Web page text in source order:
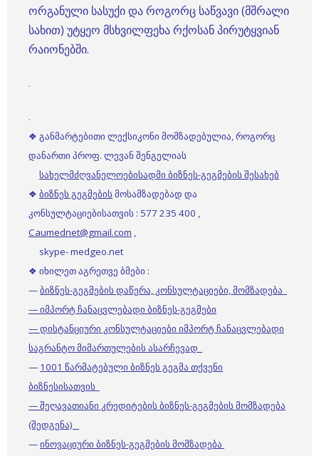
ორგანული სასუქი და როგორც საწვავი (მშრალი
სახით) უტყეო მსხვილფეხა რქოსან პირუტყვიან
რაიონებში.
.
.
❖ განმარტებითი ლექსიკონი მომზადებულია, როგორც
დანართი პროფ. ლევან შენგელიას
სახელმძღვანელოებისადმი ბიზნეს-გეგმების შესახებ
❖ ბიზნეს გეგმების მოსამზადებად და
კონსულტაციებისათვის : 577 235 400 ,
Caumednet@gmail.com ,
skype- medgeo.net
❖ იხილეთ აგრეთვე ბმები :
—ბიზნეს-გეგმების დაწერა, კონსულტაციები, მომზადება
— იმპორტ ჩანაცვლებადი ბიზნეს-გეგმები
— დისტანციური კონსულტაციები იმპორტ ჩანაცვლებადი
საგრანტო მიმართულების ასარჩევად
— 1001 წარმატებული ბიზნეს გეგმა თქვენი
ბიზნესისათვის
— შეღავათიანი კრედიტების ბიზნეს-გეგმების მომზადება
(შედგენა)
—ინოვაციური ბიზნეს-გეგმების მომზადება